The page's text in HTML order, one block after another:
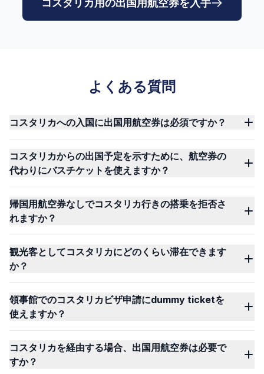
コスタリカ用の出国用航空券を入手
よくある質問
コスタリカへの入国に出国用航空券は必須ですか？
コスタリカからの出国予定を示すために、航空券の
代わりにバスチケットを使えますか？
帰国用航空券なしでコスタリカ行きの搭乗を拒否さ
れますか？
観光客としてコスタリカにどのくらい滞在できます
か？
領事館でのコスタリカビザ申請にdummy ticketを
使えますか？
コスタリカを経由する場合、出国用航空券は必要で
すか？